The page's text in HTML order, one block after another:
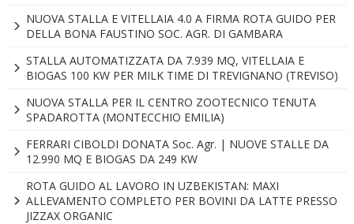
NUOVA STALLA E VITELLAIA 4.0 A FIRMA ROTA GUIDO PER
DELLA BONA FAUSTINO SOC. AGR. DI GAMBARA
STALLA AUTOMATIZZATA DA 7.939 MQ, VITELLAIA E
BIOGAS 100 KW PER MILK TIME DI TREVIGNANO (TREVISO)
NUOVA STALLA PER IL CENTRO ZOOTECNICO TENUTA
SPADAROTTA (MONTECCHIO EMILIA)
FERRARI CIBOLDI DONATA Soc. Agr. | NUOVE STALLE DA
12.990 MQ E BIOGAS DA 249 KW
ROTA GUIDO AL LAVORO IN UZBEKISTAN: MAXI
ALLEVAMENTO COMPLETO PER BOVINI DA LATTE PRESSO
JIZZAX ORGANIC